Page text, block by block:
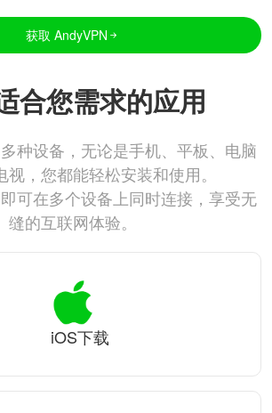
获取 AndyVPN
合您需求的应用
种设备，无论是手机、平板、电脑
视，您都能轻松安装和使用。
可在多个设备上同时连接，享受无
缝的互联网体验。
iOS下载